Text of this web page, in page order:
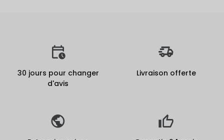
30 jours pour changer
d'avis
Livraison offerte